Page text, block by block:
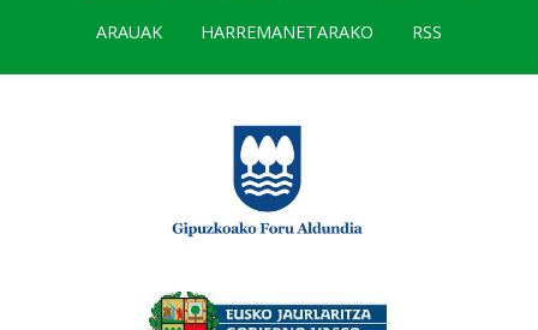
ARAUAK
HARREMANETARAKO RSS